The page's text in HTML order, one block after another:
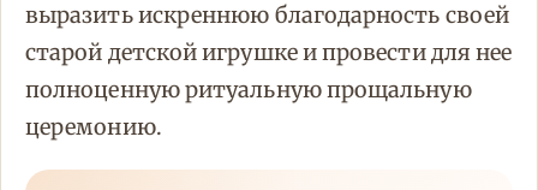
выразить искреннюю благодарность своей
старой детской игрушке и провести для нее
полноценную ритуальную прощальную
церемонию.